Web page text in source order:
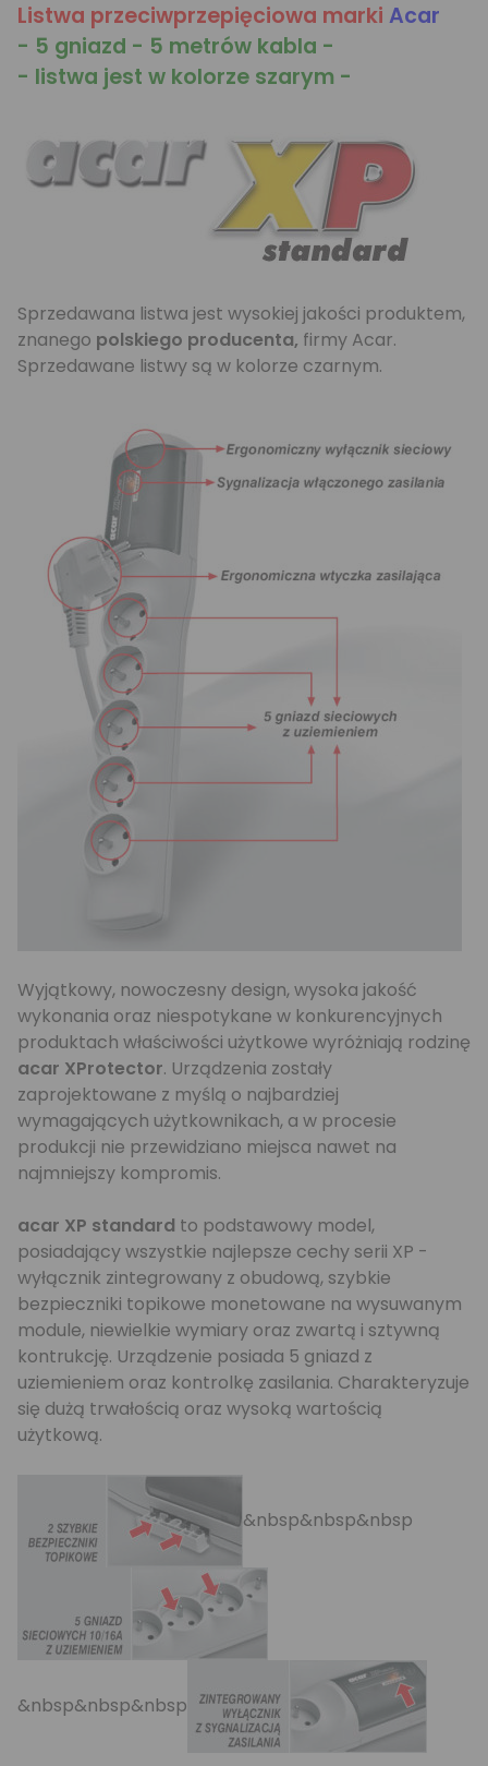
Listwa przeciwprzepięciowa marki Acar
- 5 gniazd - 5 metrów kabla -
- listwa jest w kolorze szarym -
Sprzedawana listwa jest wysokiej jakości produktem,
znanego polskiego producenta, firmy Acar.
Sprzedawane listwy są w kolorze czarnym.
Wyjątkowy, nowoczesny design, wysoka jakość
wykonania oraz niespotykane w konkurencyjnych
produktach właściwości użytkowe wyróżniają rodzinę
acar XProtector. Urządzenia zostały
zaprojektowane z myślą o najbardziej
wymagających użytkownikach, a w procesie
produkcji nie przewidziano miejsca nawet na
najmniejszy kompromis.
acar XP standard to podstawowy model,
posiadający wszystkie najlepsze cechy serii XP -
wyłącznik zintegrowany z obudową, szybkie
bezpieczniki topikowe monetowane na wysuwanym
module, niewielkie wymiary oraz zwartą i sztywną
kontrukcję. Urządzenie posiada 5 gniazd z
uziemieniem oraz kontrolkę zasilania. Charakteryzuje
się dużą trwałością oraz wysoką wartością
użytkową.
&nbsp&nbsp&nbsp
&nbsp&nbsp&nbsp